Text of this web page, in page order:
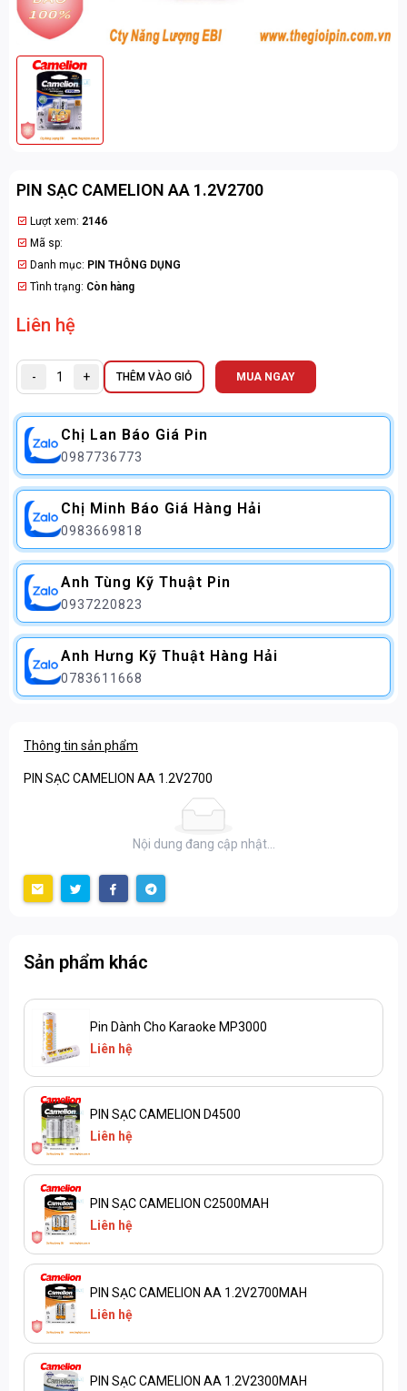
PIN SẠC CAMELION AA 1.2V2700
Lượt xem: 2146
Mã sp:
Danh mục: PIN THÔNG DỤNG
Tình trạng: Còn hàng
Liên hệ
- + THÊM VÀO GIỎ MUA NGAY
Chị Lan Báo Giá Pin
0987736773
Chị Minh Báo Giá Hàng Hải
0983669818
Anh Tùng Kỹ Thuật Pin
0937220823
Anh Hưng Kỹ Thuật Hàng Hải
0783611668
Thông tin sản phẩm
PIN SẠC CAMELION AA 1.2V2700
Nội dung đang cập nhật...
Sản phẩm khác
Pin Dành Cho Karaoke MP3000
Liên hệ
PIN SẠC CAMELION D4500
Liên hệ
PIN SẠC CAMELION C2500MAH
Liên hệ
PIN SẠC CAMELION AA 1.2V2700MAH
Liên hệ
PIN SẠC CAMELION AA 1.2V2300MAH